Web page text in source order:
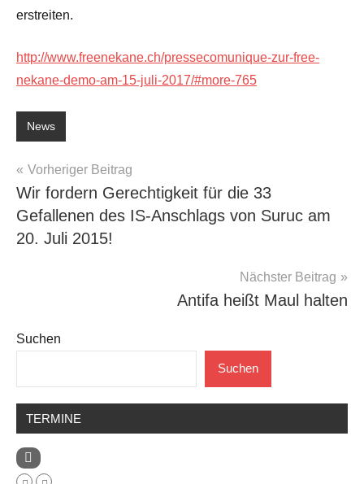
erstreiten.
http://www.freenekane.ch/pressecomunique-zur-free-
nekane-demo-am-15-juli-2017/#more-765
News
Beitragsnavigation
Vorheriger Beitrag
Wir fordern Gerechtigkeit für die 33
Gefallenen des IS-Anschlags von Suruc am
20. Juli 2015!
Nächster Beitrag
Antifa heißt Maul halten
Suchen
Suchen
TERMINE